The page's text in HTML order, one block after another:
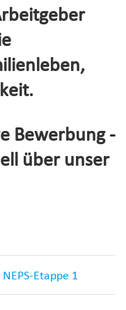
Bewerbung -
über unser
Etappe 1